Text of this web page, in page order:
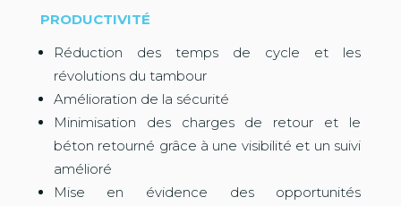
PRODUCTIVITÉ
Réduction des temps de cycle et les
révolutions du tambour
Amélioration de la sécurité
Minimisation des charges de retour et le
béton retourné grâce à une visibilité et un suivi
amélioré
Mise en évidence des opportunités